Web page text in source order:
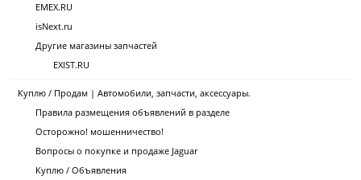
EMEX.RU
isNext.ru
Другие магазины запчастей
EXIST.RU
Куплю / Продам | Автомобили, запчасти, аксессуары.
Правила размещения объявлений в разделе
Осторожно! мошенничество!
Вопросы о покупке и продаже Jaguar
Куплю / Объявления